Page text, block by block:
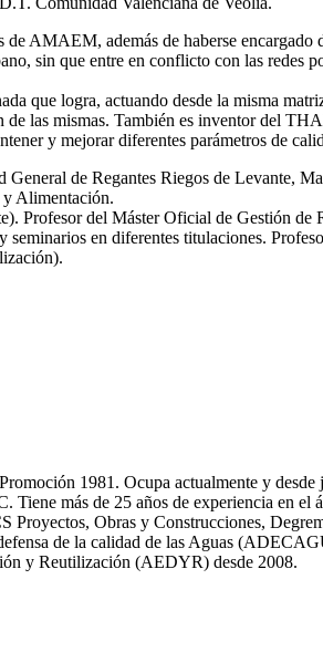
AMAEM, además de haberse encargado
sin que entre en conflicto con las redes
que logra, actuando desde la misma
de las mismas. También es inventor del
y mejorar diferentes parámetros de
de Regantes Riegos de Levante,
y Alimentación.
Profesor del Máster Oficial de Gestión de
en diferentes titulaciones.
1981. Ocupa actualmente y
más de 25 años de experiencia en el
Proyectos, Obras y Construcciones,
de la calidad de las Aguas
y Reutilización (AEDYR) desde 2008.